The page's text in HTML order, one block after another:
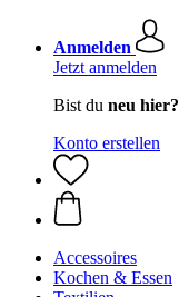
Anmelden
Jetzt anmelden
Bist du neu hier?
Konto erstellen
Accessoires
Kochen & Essen